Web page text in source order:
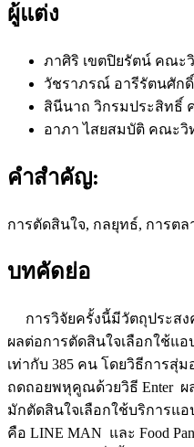
ผู้แต่ง
ภาศิริ เขตปิยรัตน์ คณะ
วัชราภรณ์ อารีรัตนศักดิ์
สินีนาถ วิกรมประสิทธิ์
อาภา ไสยสมบัติ คณะวิ
คำสำคัญ:
การตัดสินใจ, กลยุทธ์, การตล
บทคัดย่อ
การวิจัยครั้งนี้มีวัตถุประสง
ผลต่อการตัดสินใจเลือกใช้แ
เท่ากับ 385 คน โดยวิธีการสุ่
ถดถอยพหุคูณด้วยวิธี Enter ผ
มักตัดสินใจเลือกใช้บริการแ
คือ LINE MAN และ Food